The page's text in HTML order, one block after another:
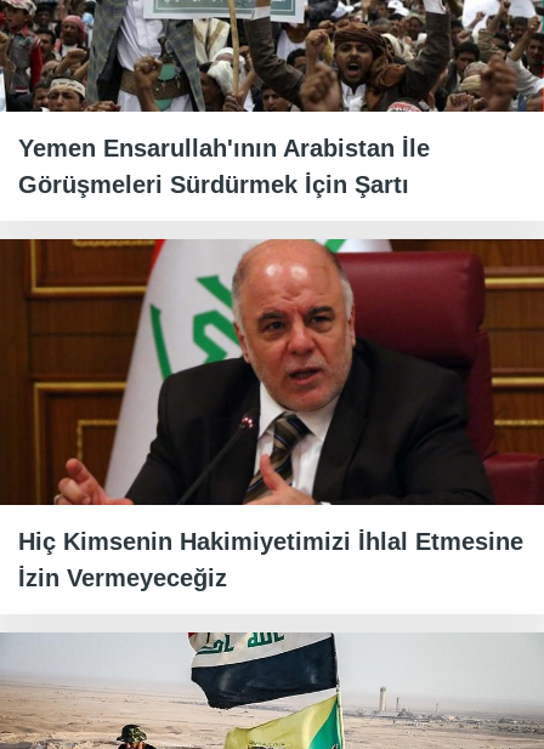
Yemen Ensarullah'ının Arabistan İle
Görüşmeleri Sürdürmek İçin Şartı
Hiç Kimsenin Hakimiyetimizi İhlal Etmesine
İzin Vermeyeceğiz